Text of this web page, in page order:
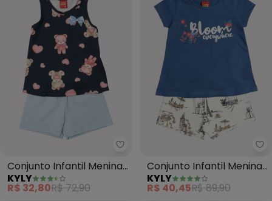
Kyly - Conjunto Infantil Menina
Conjunto Infantil Menina
Ursinho (Azul Marinho)
KYLY
R$ 32,80R$ 72,90
Conjunto Infantil Menina
Lettering (Azul)
KYLY
R$ 40,45R$ 89,90